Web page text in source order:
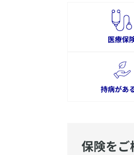
医療保
持病があ
保険をご